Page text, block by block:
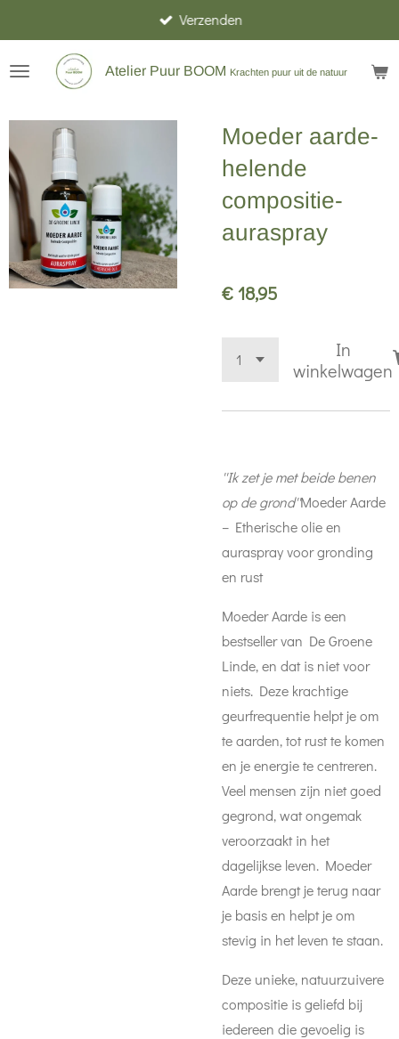
direct
naar
hoofdinhoud
Atelier Puur BOOM Krachten puur uit de natuur
Verzenden
Moeder aarde-
helende
compositie-
auraspray
€ 18,95
In
winkelwagen
''Ik zet je met beide benen
op de grond''Moeder Aarde
– Etherische olie en
auraspray voor gronding
en rust
Moeder Aarde is een
bestseller van De Groene
Linde, en dat is niet voor
niets. Deze krachtige
geurfrequentie helpt je om
te aarden, tot rust te komen
en je energie te centreren.
Veel mensen zijn niet goed
gegrond, wat ongemak
veroorzaakt in het
dagelijkse leven. Moeder
Aarde brengt je terug naar
je basis en helpt je om
stevig in het leven te staan.
Deze unieke, natuurzuivere
compositie is geliefd bij
iedereen die gevoelig is